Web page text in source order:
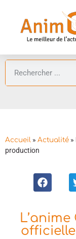
Accueil » Actualité »
production